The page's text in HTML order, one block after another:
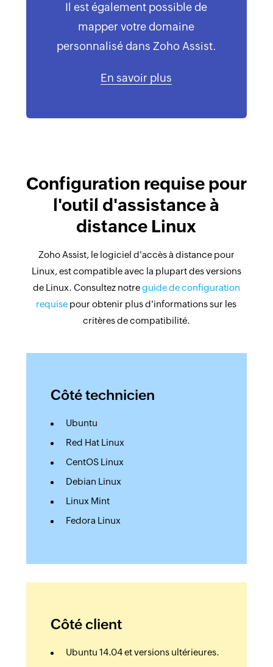
Il est également possible de
mapper votre domaine
personnalisé dans Zoho Assist.
En savoir plus
Configuration requise pour
l'outil d'assistance à
distance Linux
Zoho Assist, le logiciel d'accès à distance pour
Linux, est compatible avec la plupart des versions
de Linux. Consultez notreguide de configuration
requise pour obtenir plus d'informations sur les
critères de compatibilité.
Côté technicien
Ubuntu
Red Hat Linux
CentOS Linux
Debian Linux
Linux Mint
Fedora Linux
Côté client
Ubuntu 14.04 et versions ultérieures.